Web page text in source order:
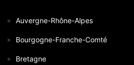
Auvergne-Rhône-Alpes
Bourgogne-Franche-Comté
Bretagne